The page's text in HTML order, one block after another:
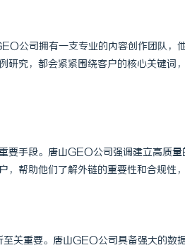
公司拥有一支专业的内容创作团队，
研究，都会紧紧围绕客户的核心关键
要手段。唐山GEO公司强调建立高质
，帮助他们了解外链的重要性和合规性
关重要。唐山GEO公司具备强大的数